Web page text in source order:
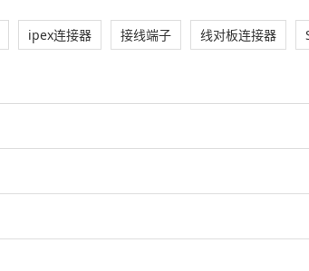
ipex连接器 接线端子 线对板连接器